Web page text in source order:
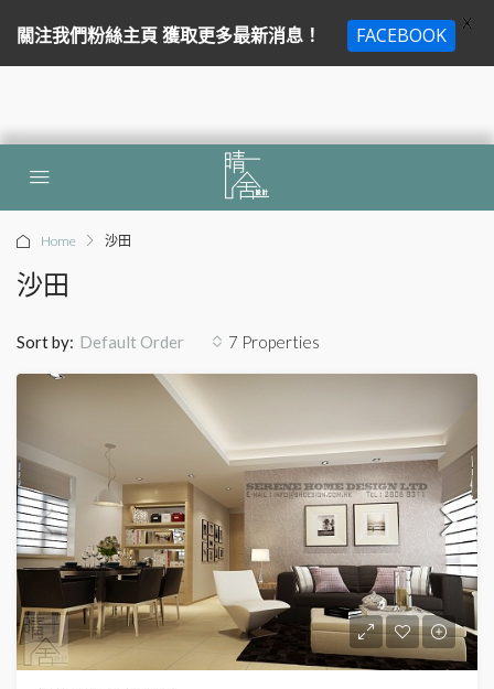
Home 沙田
沙田
7 Properties
Sort by: Default Order
關注我們粉絲主頁 獲取更多最新消息！ FACEBOOK
X